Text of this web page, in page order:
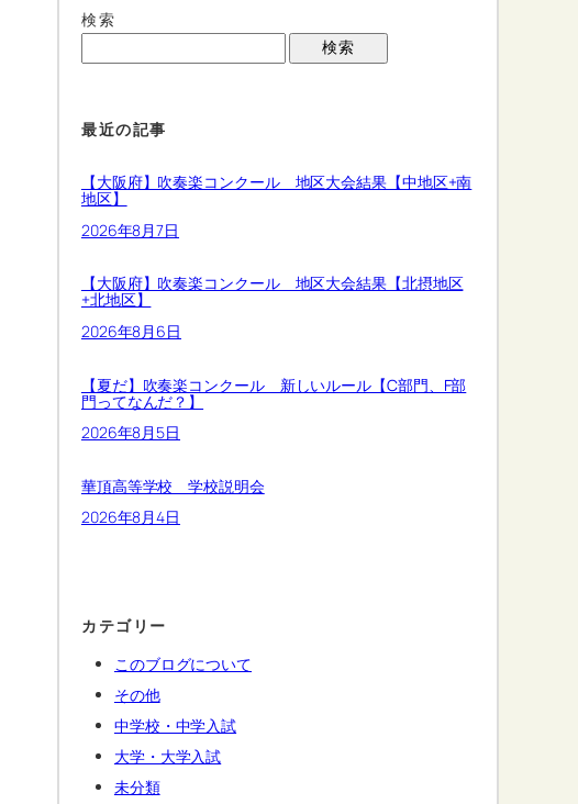
検索
検索
最近の記事
【大阪府】吹奏楽コンクール 地区大会結果【中地区+南
地区】
2026年8月7日
【大阪府】吹奏楽コンクール 地区大会結果【北摂地区
+北地区】
2026年8月6日
【夏だ】吹奏楽コンクール 新しいルール【C部門、F部
門ってなんだ？】
2026年8月5日
華頂高等学校 学校説明会
2026年8月4日
カテゴリー
このブログについて
その他
中学校・中学入試
大学・大学入試
未分類